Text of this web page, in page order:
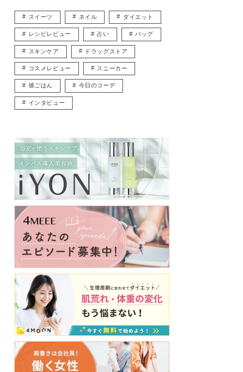
スイーツ ネイル ダイエット
レシピレビュー 占い バッグ
スキンケア ドラッグストア
コスメレビュー スニーカー
彼ごはん 今日のコーデ
インタビュー